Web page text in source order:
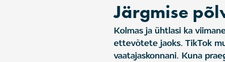
Järgmise
Kolmas ja ühtlasi ka
ettevõtete jaoks. TikTok
vaatajaskonnani. Kuna